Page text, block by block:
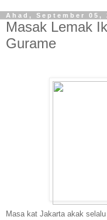
Ahad, September 05,
Masak Lemak
Gurame
Masa kat Jakarta akak